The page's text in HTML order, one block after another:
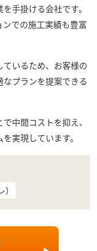
手掛ける会社です。
での施工実績も豊富
いるため、お客様の
プランを提案できる
中間コストを抑え、
実現しています。